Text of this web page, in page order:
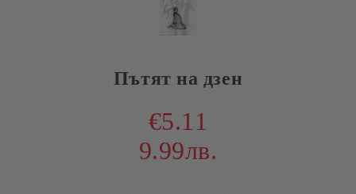
Пътят на дзен
€5.11
9.99лв.